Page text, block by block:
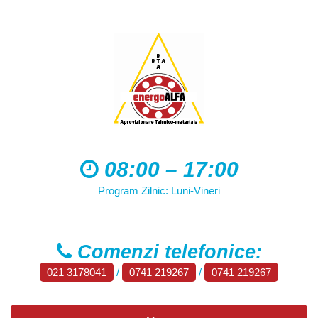
08:00 – 17:00
Program Zilnic: Luni-Vineri
Comenzi telefonice:
021 3178041 / 0741 219267 / 0741 219267